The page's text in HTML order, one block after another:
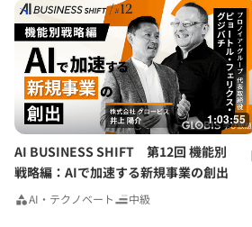
1:03:55
AI BUSINESS SHIFT 第12回 機能別
戦略編：AIで加速する新規事業の創出
AI・テクノベート 中級